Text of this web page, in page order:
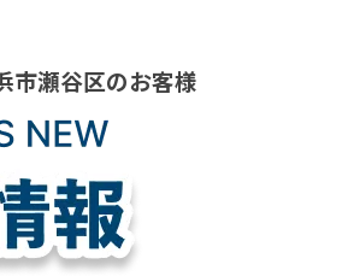
市瀬谷区のお客様